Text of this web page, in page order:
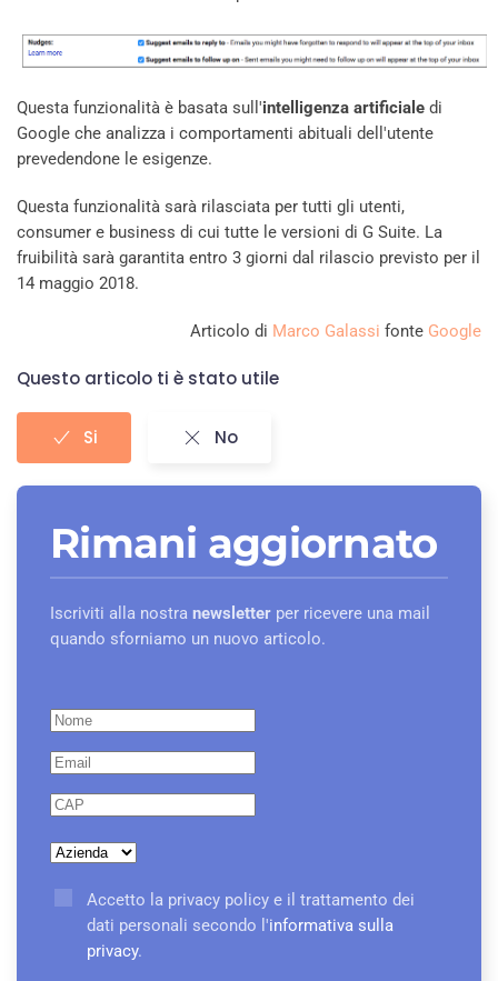
Questa funzionalità è basata sull'intelligenza artificiale di
Google che analizza i comportamenti abituali dell'utente
prevedendone le esigenze.
Questa funzionalità sarà rilasciata per tutti gli utenti,
consumer e business di cui tutte le versioni di G Suite. La
fruibilità sarà garantita entro 3 giorni dal rilascio previsto per il
14 maggio 2018.
Articolo di Marco Galassi fonte Google
Questo articolo ti è stato utile
Si No
Rimani aggiornato
Iscriviti alla nostra newsletter per ricevere una mail
quando sforniamo un nuovo articolo.
Accetto la privacy policy e il trattamento dei
dati personali secondo l'informativa sulla
privacy.